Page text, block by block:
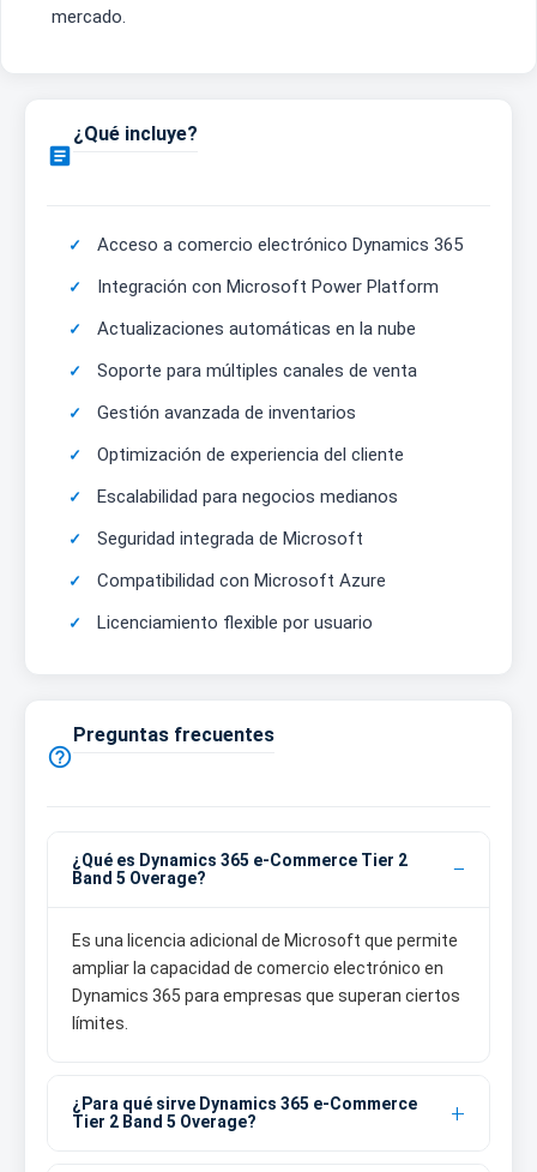
mercado.

¿Qué incluye?
Acceso a comercio electrónico Dynamics 365
Integración con Microsoft Power Platform
Actualizaciones automáticas en la nube
Soporte para múltiples canales de venta
Gestión avanzada de inventarios
Optimización de experiencia del cliente
Escalabilidad para negocios medianos
Seguridad integrada de Microsoft
Compatibilidad con Microsoft Azure
Licenciamiento flexible por usuario

Preguntas frecuentes
¿Qué es Dynamics 365 e-Commerce Tier 2
Band 5 Overage?
Es una licencia adicional de Microsoft que permite
ampliar la capacidad de comercio electrónico en
Dynamics 365 para empresas que superan ciertos
límites.
¿Para qué sirve Dynamics 365 e-Commerce
Tier 2 Band 5 Overage?